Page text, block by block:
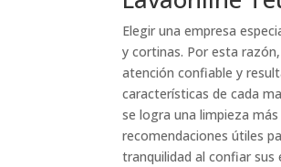
Elegir una empresa
y cortinas. Por esta
atención confiable y
características de cada
se logra una limpieza
recomendaciones útiles
tranquilidad al confiar